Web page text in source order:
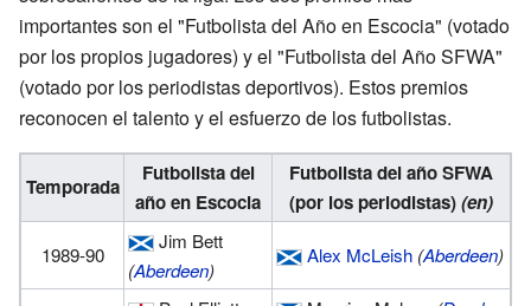
importantes son el "Futbolista del Año en Escocia" (votado
por los propios jugadores) y el "Futbolista del Año SFWA"
(votado por los periodistas deportivos). Estos premios
reconocen el talento y el esfuerzo de los futbolistas.
Temporada
Futbolista del
año en Escocia
Futbolista del año SFWA
(por los periodistas)(en)
1989-90
Jim Bett
(Aberdeen)
Alex McLeish (Aberdeen)